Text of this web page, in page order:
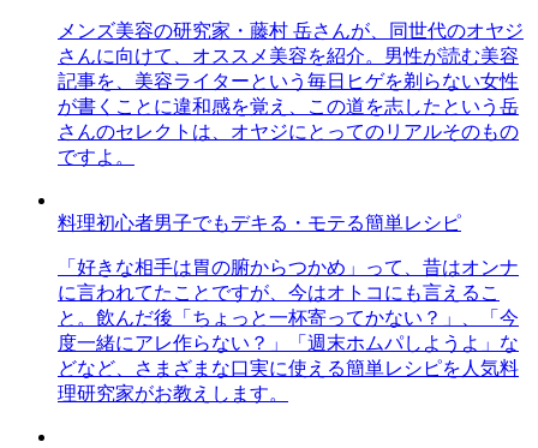
メンズ美容の研究家・藤村 岳さんが、同世代のオヤジ
さんに向けて、オススメ美容を紹介。男性が読む美容
記事を、美容ライターという毎日ヒゲを剃らない女性
が書くことに違和感を覚え、この道を志したという岳
さんのセレクトは、オヤジにとってのリアルそのもの
ですよ。
料理初心者男子でもデキる・モテる簡単レシピ
「好きな相手は胃の腑からつかめ」って、昔はオンナ
に言われてたことですが、今はオトコにも言えるこ
と。飲んだ後「ちょっと一杯寄ってかない？」、「今
度一緒にアレ作らない？」「週末ホムパしようよ」な
どなど、さまざまな口実に使える簡単レシピを人気料
理研究家がお教えします。